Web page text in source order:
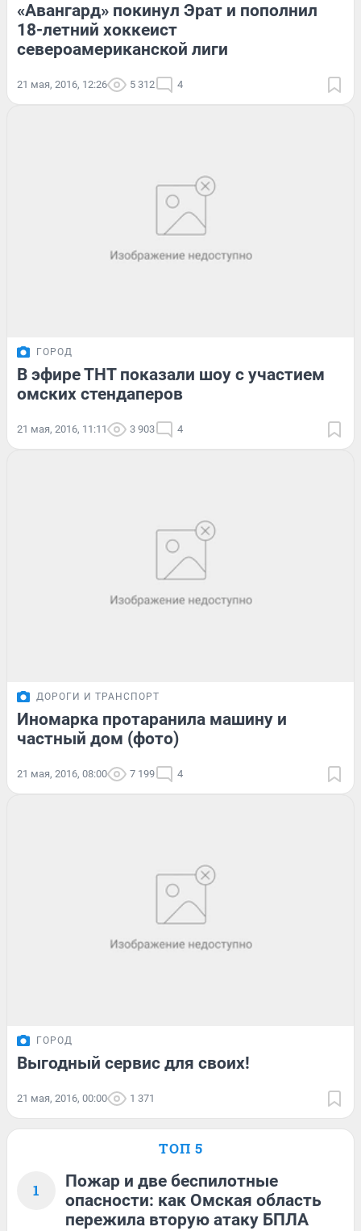
«Авангард» покинул Эрат и пополнил
18-летний хоккеист
североамериканской лиги
21 мая, 2016, 12:26 5 312 4
ГОРОД
В эфире ТНТ показали шоу с участием
омских стендаперов
21 мая, 2016, 11:11 3 903 4
ДОРОГИ И ТРАНСПОРТ
Иномарка протаранила машину и
частный дом (фото)
21 мая, 2016, 08:00 7 199 4
ГОРОД
Выгодный сервис для своих!
21 мая, 2016, 00:00 1 371
ТОП 5
1
Пожар и две беспилотные
опасности: как Омская область
пережила вторую атаку БПЛА